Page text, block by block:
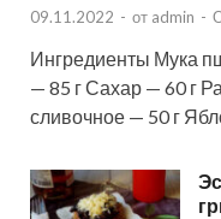
09.11.2022 - от admin -
Ингредиенты Мука
— 85 г Сахар — 60 г
сливочное — 50 г